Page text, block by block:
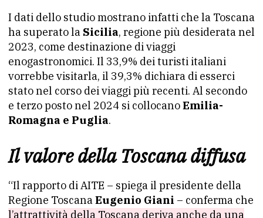
I dati dello studio mostrano infatti che la Toscana
ha superato la Sicilia, regione più desiderata nel
2023, come destinazione di viaggi
enogastronomici. Il 33,9% dei turisti italiani
vorrebbe visitarla, il 39,3% dichiara di esserci
stato nel corso dei viaggi più recenti. Al secondo
e terzo posto nel 2024 si collocanoEmilia-
Romagna e Puglia.
Il valore della Toscana diffusa
“Il rapporto di AITE – spiega il presidente della
Regione ToscanaEugenio Giani – conferma che
l’attrattività della Toscana deriva anche da una